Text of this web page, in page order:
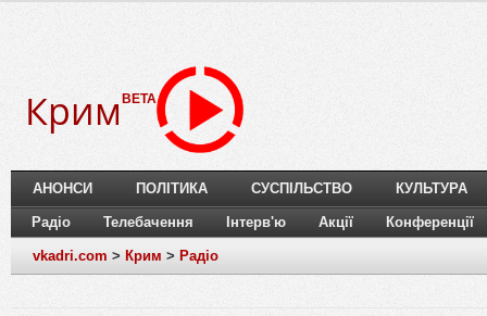
Крим BETA
АНОНСИ ПОЛІТИКА СУСПІЛЬСТВО КУЛЬТУРА
Радіо Телебачення Інтерв'ю Акції Конференції
vkadri.com > Крим > Радіо